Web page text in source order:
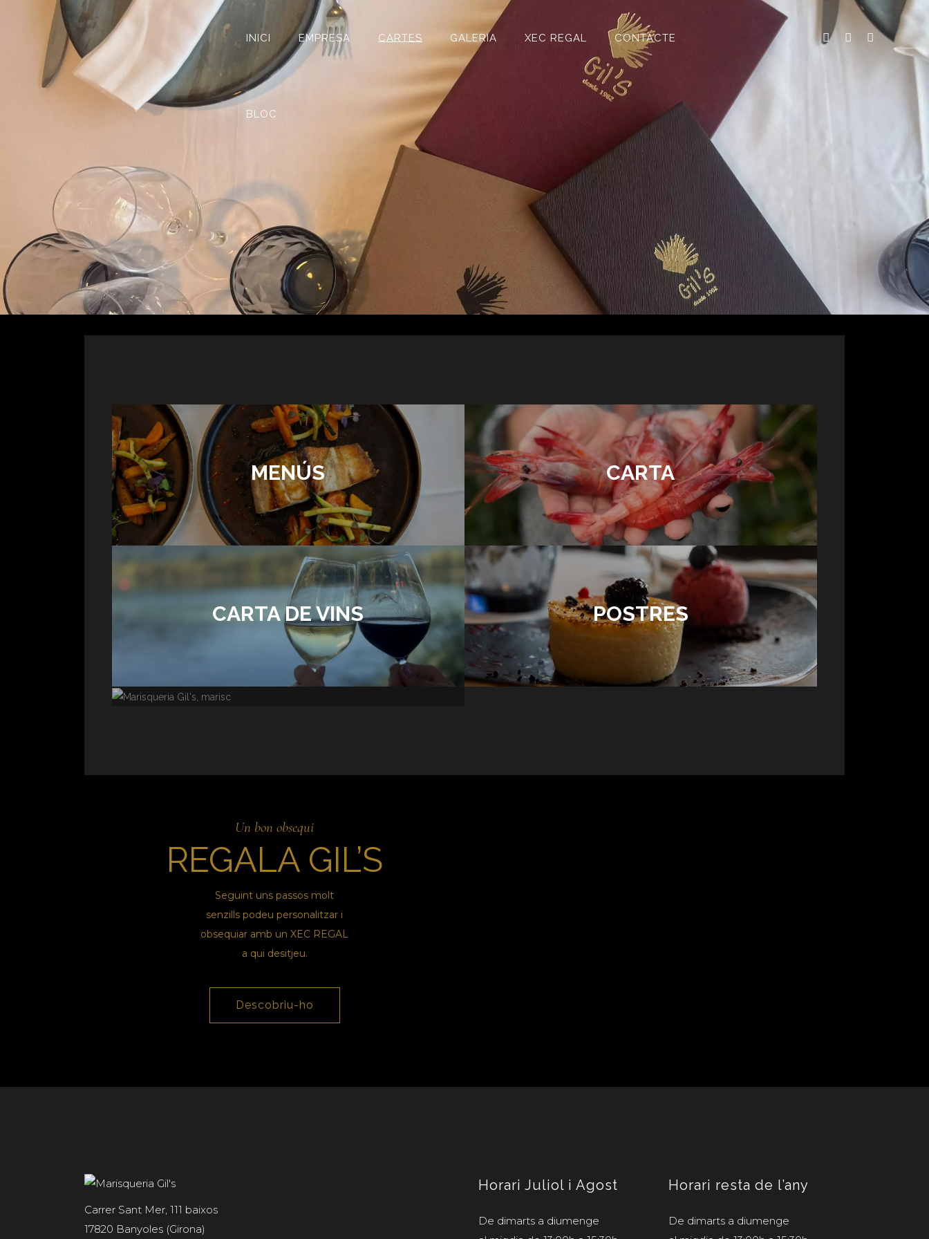
INICI EMPRESA CARTES GALERIA XEC REGAL CONTACTE
BLOC
MENÚS CARTA
CARTA DE VINS POSTRES
Un bon obsequi
REGALA GIL’S
Seguint uns passos molt
senzills podeu personalitzar i
obsequiar amb un XEC REGAL
a qui desitjeu.
Descobriu-ho
Carrer Sant Mer, 111 baixos
17820 Banyoles (Girona)
Horari Juliol i Agost
De dimarts a diumenge
Horari resta de l’any
De dimarts a diumenge